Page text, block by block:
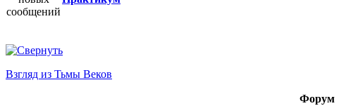
Взгляд из Тьмы Веков
Форум